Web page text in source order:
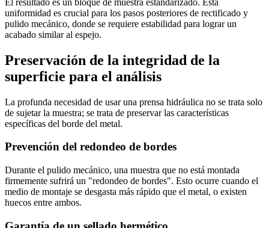
uniformidad es crucial para los pasos posteriores de rectificado y
pulido mecánico, donde se requiere estabilidad para lograr un
acabado similar al espejo.
Preservación de la integridad de la
superficie para el análisis
La profunda necesidad de usar una prensa hidráulica no se trata solo
de sujetar la muestra; se trata de preservar las características
específicas del borde del metal.
Prevención del redondeo de bordes
Durante el pulido mecánico, una muestra que no está montada
firmemente sufrirá un "redondeo de bordes". Esto ocurre cuando el
medio de montaje se desgasta más rápido que el metal, o existen
huecos entre ambos.